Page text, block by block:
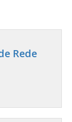
Rede